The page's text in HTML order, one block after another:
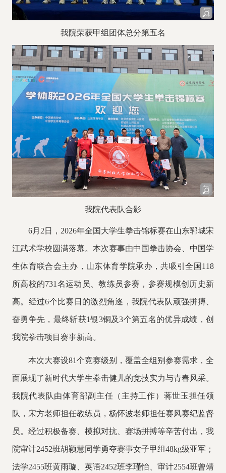
我院荣获甲组团体总分第五名
我院代表队合影
6月2日，2026年全国大学生拳击锦标赛在山东郓城宋
江武术学校圆满落幕。本次赛事由中国拳击协会、中国学
生体育联合会主办，山东体育学院承办，共吸引全国118
所高校的731名运动员、教练员参赛，参赛规模创历史新
高。经过6个比赛日的激烈角逐，我院代表队顽强拼搏、
奋勇争先，最终斩获1银3铜及3个第五名的优异成绩，创
我院拳击项目赛事新高。
本次大赛设81个竞赛级别，覆盖全组别参赛需求，全
面展现了新时代大学生拳击健儿的竞技实力与青春风采。
我院代表队由体育部副主任（主持工作）蒋世玉担任领
队，宋方老师担任教练员，杨怀波老师担任赛风赛纪监督
员。经过积极备赛、模拟对抗、赛场拼搏等辛苦付出，我
院审计2452班胡颖慧同学勇夺赛事女子甲组48kg级亚军；
法学2455班黄雨璇、英语2452班李瑾怡、审计2554班曾靖